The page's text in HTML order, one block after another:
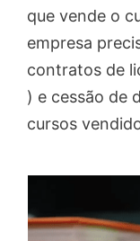
que vende o
empresa
contratos de
) e cessão de
cursos